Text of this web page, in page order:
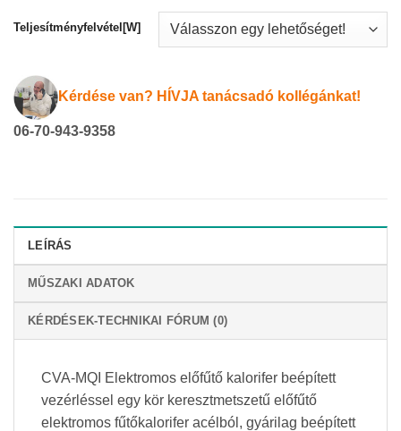
Teljesítményfelvétel[W]
Kérdése van? HÍVJA tanácsadó kollégánkat!
06-70-943-9358
LEÍRÁS
MŰSZAKI ADATOK
KÉRDÉSEK-TECHNIKAI FÓRUM (0)
CVA-MQI Elektromos előfűtő kalorifer beépített
vezérléssel egy kör keresztmetszetű előfűtő
elektromos fűtőkalorifer acélból, gyárilag beépített